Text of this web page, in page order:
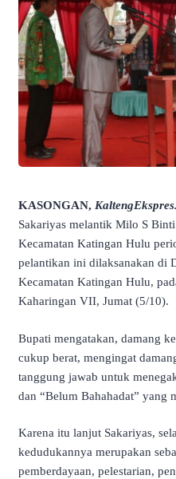
KASONGAN,
Sakariyas melantik Milo S
Kecamatan Katingan Hulu
pelantikan ini dilaksanakan di
Kecamatan Katingan Hulu,
Kaharingan VII, Jumat (5/10).
Bupati mengatakan, damang
cukup berat, mengingat
tanggung jawab untuk
dan “Belum Bahahadat” yang
Karena itu lanjut Sakariyas,
kedudukannya merupakan
pemberdayaan, pelestarian,